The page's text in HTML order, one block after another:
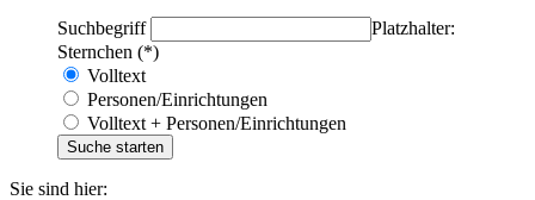
Suchbegriff
Platzhalter:
Sternchen (*)
Volltext
Personen/Einrichtungen
Volltext + Personen/Einrichtungen
Sie sind hier: